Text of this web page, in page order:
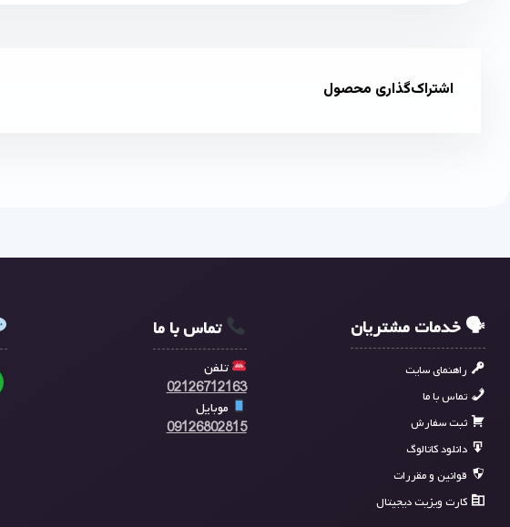
اشتراک‌گذاری محصول
🗣 خدمات مشتریان
راهنمای سایت
تماس با ما
ثبت سفارش
دانلود کاتالوگ
قوانین و مقررات
کارت ویزیت دیجیتال
تماس با ما
تلفن
02126712163
موبایل
09126802815